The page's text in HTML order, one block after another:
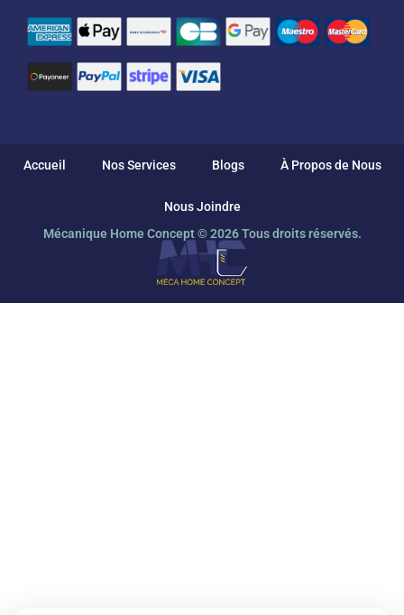
Mécanique Home Concept © 2026 Tous droits réservés.
Accueil Nos Services Blogs À Propos de Nous
Nous Joindre